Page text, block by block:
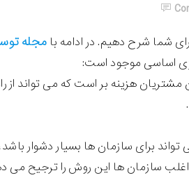
شما شرح دهیم. در ادامه با مجله
اساسی موجود است:
هزینه بر است که می تواند از
برای سازمان ها بسیار دشوار
سازمان ها این روش را ترجیح می